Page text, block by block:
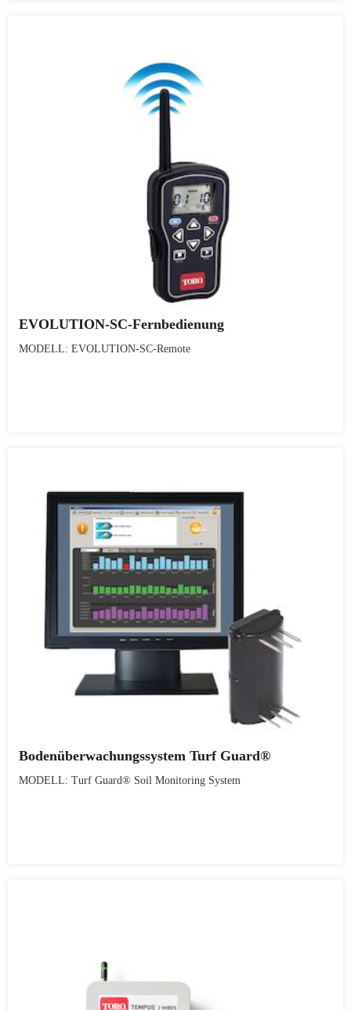
EVOLUTION-SC-Fernbedienung
MODELL: EVOLUTION-SC-Remote
Bodenüberwachungssystem Turf Guard®
MODELL: Turf Guard® Soil Monitoring System